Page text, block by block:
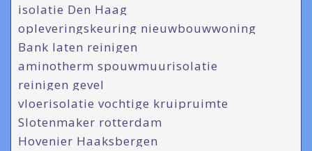
isolatie Den Haag
opleveringskeuring nieuwbouwwoning
Bank laten reinigen
aminotherm spouwmuurisolatie
reinigen gevel
vloerisolatie vochtige kruipruimte
Slotenmaker rotterdam
Hovenier Haaksbergen